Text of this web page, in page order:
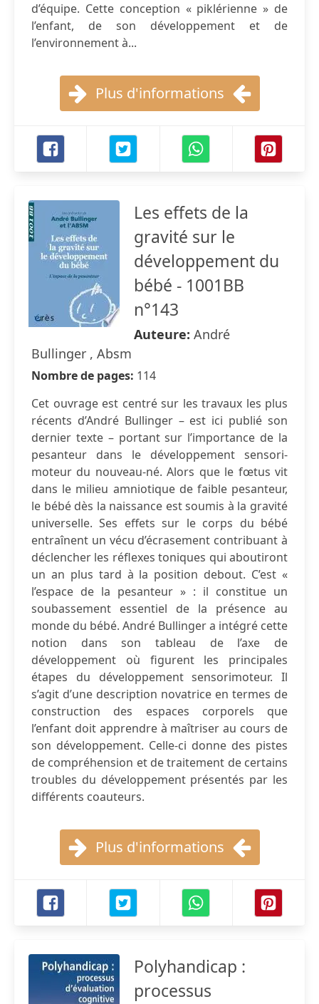
d’équipe. Cette conception « piklérienne » de
l’enfant, de son développement et de
l’environnement à...
Plus d'informations
Les effets de la
gravité sur le
développement du
bébé - 1001BB
n°143
Auteure: André
Bullinger , Absm
Nombre de pages: 114
Cet ouvrage est centré sur les travaux les plus
récents d’André Bullinger – est ici publié son
dernier texte – portant sur l’importance de la
pesanteur dans le développement sensori-
moteur du nouveau-né. Alors que le fœtus vit
dans le milieu amniotique de faible pesanteur,
le bébé dès la naissance est soumis à la gravité
universelle. Ses effets sur le corps du bébé
entraînent un vécu d’écrasement contribuant à
déclencher les réflexes toniques qui aboutiront
un an plus tard à la position debout. C’est «
l’espace de la pesanteur » : il constitue un
soubassement essentiel de la présence au
monde du bébé. André Bullinger a intégré cette
notion dans son tableau de l’axe de
développement où figurent les principales
étapes du développement sensorimoteur. Il
s’agit d’une description novatrice en termes de
construction des espaces corporels que
l’enfant doit apprendre à maîtriser au cours de
son développement. Celle-ci donne des pistes
de compréhension et de traitement de certains
troubles du développement présentés par les
différents coauteurs.
Plus d'informations
Polyhandicap :
processus